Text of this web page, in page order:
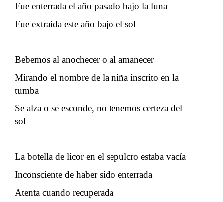
Fue enterrada el año pasado bajo la luna
Fue extraída este año bajo el sol
Bebemos al anochecer o al amanecer
Mirando el nombre de la niña inscrito en la
tumba
Se alza o se esconde, no tenemos certeza del
sol
La botella de licor en el sepulcro estaba vacía
Inconsciente de haber sido enterrada
Atenta cuando recuperada